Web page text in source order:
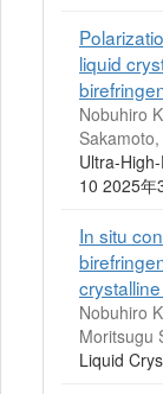
liquid
Nobuhiro
Ultra-
10 2025年
In situ
Nobuhiro
Moritsugu
Liquid